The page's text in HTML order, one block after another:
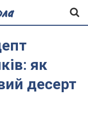
як
десерт